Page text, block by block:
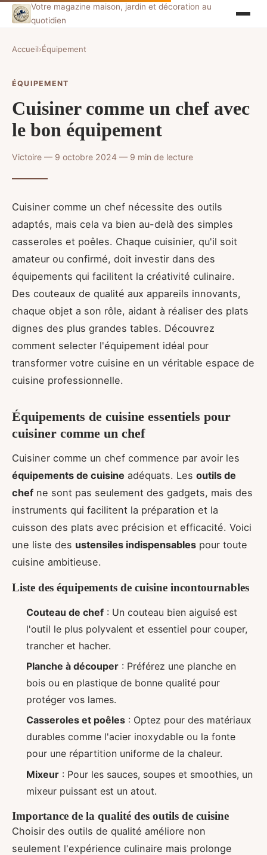
Votre magazine maison, jardin et décoration au
quotidien
Accueil›Équipement
ÉQUIPEMENT
Cuisiner comme un chef avec
le bon équipement
Victoire — 9 octobre 2024 — 9 min de lecture
Cuisiner comme un chef nécessite des outils
adaptés, mais cela va bien au-delà des simples
casseroles et poêles. Chaque cuisinier, qu'il soit
amateur ou confirmé, doit investir dans des
équipements qui facilitent la créativité culinaire.
Des couteaux de qualité aux appareils innovants,
chaque objet a son rôle, aidant à réaliser des plats
dignes des plus grandes tables. Découvrez
comment selecter l'équipement idéal pour
transformer votre cuisine en un véritable espace de
cuisine professionnelle.
Équipements de cuisine essentiels pour
cuisiner comme un chef
Cuisiner comme un chef commence par avoir les
équipements de cuisine adéquats. Les outils de
chef ne sont pas seulement des gadgets, mais des
instruments qui facilitent la préparation et la
cuisson des plats avec précision et efficacité. Voici
une liste des ustensiles indispensables pour toute
cuisine ambitieuse.
Liste des équipements de cuisine incontournables
Couteau de chef : Un couteau bien aiguisé est
l'outil le plus polyvalent et essentiel pour couper,
trancher et hacher.
Planche à découper : Préférez une planche en
bois ou en plastique de bonne qualité pour
protéger vos lames.
Casseroles et poêles : Optez pour des matériaux
durables comme l'acier inoxydable ou la fonte
pour une répartition uniforme de la chaleur.
Mixeur : Pour les sauces, soupes et smoothies, un
mixeur puissant est un atout.
Importance de la qualité des outils de cuisine
Choisir des outils de qualité améliore non
seulement l'expérience culinaire mais prolonge